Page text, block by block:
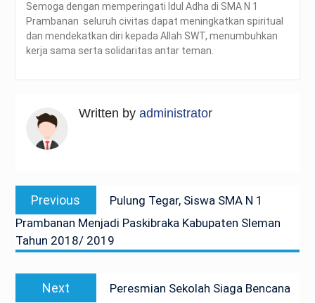
Semoga dengan memperingati Idul Adha di SMA N 1
Prambanan seluruh civitas dapat meningkatkan spiritual
dan mendekatkan diri kepada Allah SWT, menumbuhkan
kerja sama serta solidaritas antar teman.
Written by administrator
Post
navigation
Previous
post:
Pulung Tegar, Siswa SMA N 1
Prambanan Menjadi Paskibraka Kabupaten Sleman
Tahun 2018/ 2019
Next
post:
Peresmian Sekolah Siaga Bencana